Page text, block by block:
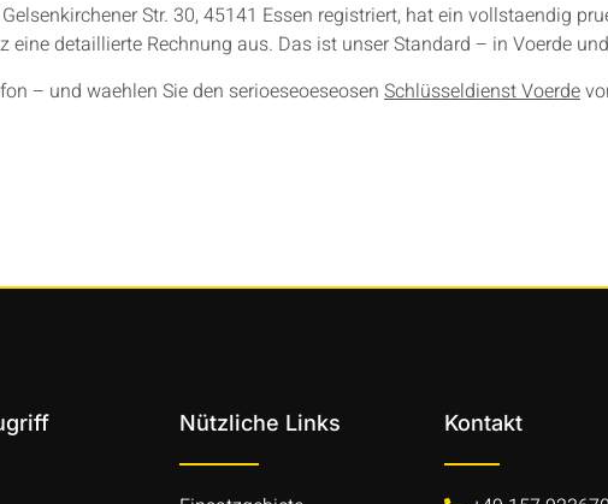
Str. 30, 45141 Essen registriert, hat ein vollstaendig
detaillierte Rechnung aus. Das ist unser Standard – in Voerde
– und waehlen Sie den serioeseoeseosen Schlüsseldienst Voerde
Nützliche Links Kontakt